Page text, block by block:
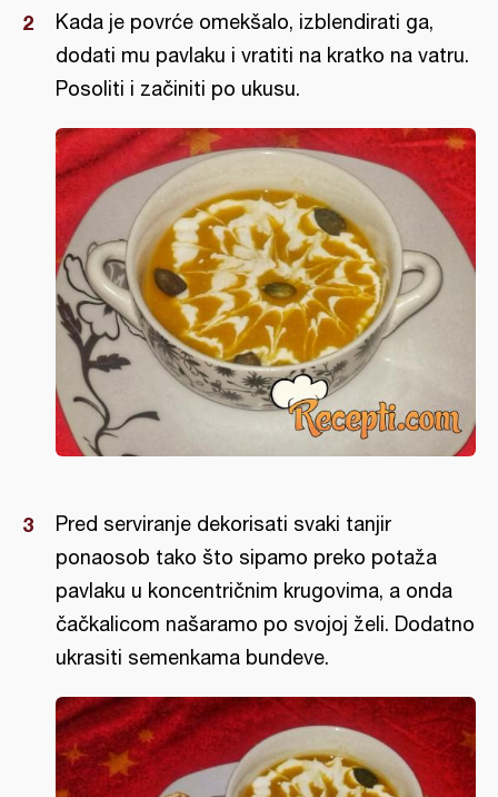
Kada je povrće omekšalo, izblendirati ga,
dodati mu pavlaku i vratiti na kratko na vatru.
Posoliti i začiniti po ukusu.
Pred serviranje dekorisati svaki tanjir
ponaosob tako što sipamo preko potaža
pavlaku u koncentričnim krugovima, a onda
čačkalicom našaramo po svojoj želi. Dodatno
ukrasiti semenkama bundeve.